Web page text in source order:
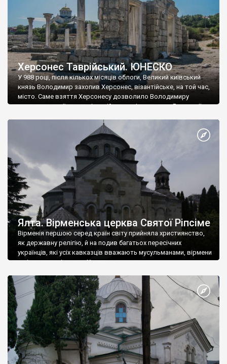
Херсонес Таврійський. ЮНЕСКО
У 988 році, після кількох місяців облоги, Великий київський
князь Володимир захопив Херсонес, візантійське, на той час,
місто. Саме взяття Херсонесу дозволило Володимиру
диктувати свої умови візантійському імператору Василю ІІ, та
Херсонесі Володимир-язичник, став Василем-християнином.
А потім було Хрещення Русі. На честь Херсонесу Таврійського
Ялта. Вірменська церква Святої Ріпсіме
Вірменія першою серед країн світу прийняла християнство,
як державну релігію, й на подив багатьох пересічних
українців, які усіх кавказців вважають мусульманами, вірмени
є відданими вірянами Христа